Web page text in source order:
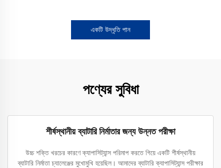
একটি উদ্ধৃতি পান
পণ্যের সুবিধা
শীর্ষস্থানীয় ব্যাটারি নির্মাতার জন্য উন্নত পরীক্ষা
উচ্চ শক্তি খরচের কারণে ক্যাপাসিট্যান্স পরিমাপ করতে গিয়ে একটি শীর্ষস্থানীয়
ব্যাটারি নির্মাতা চ্যালেঞ্জের মুখোমুখি হয়েছিল। আমাদের ব্যাটারি ক্যাপাসিট্যান্স পরীক্ষার